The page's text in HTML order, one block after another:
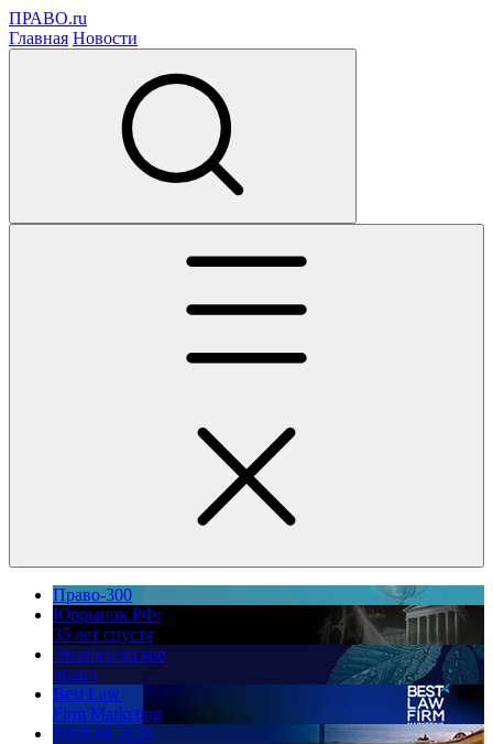
ПРАВО.ru
Главная Новости
Право-300
Юррынок РФ:
35 лет спустя
Экологическое
право
Best Law
Firm Marketing
ПМЮФ 2026